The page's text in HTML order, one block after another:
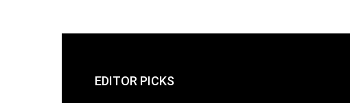
EDITOR PICKS